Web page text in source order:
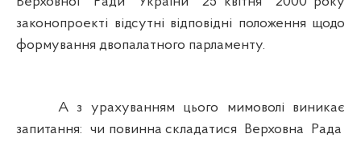
законопроекті відсутні відповідні положення щодо
формування двопалатного парламенту.
А з урахуванням цього мимоволі виникає
запитання: чи повинна складатися Верховна Рада